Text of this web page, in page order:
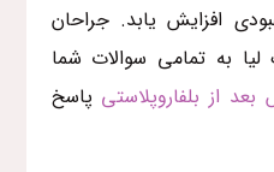
افزایش یابد. جراحان
به تمامی سوالات شما
بعد از بلفاروپلاستی پاسخ